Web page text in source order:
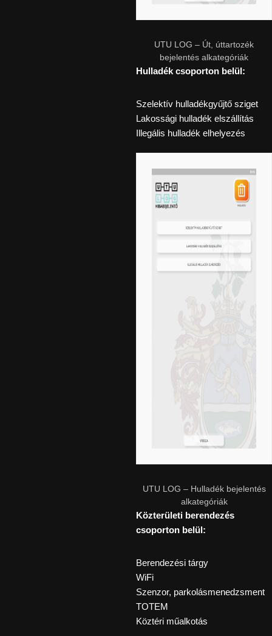
UTU LOG – Út, úttartozék
bejelentés alkategóriák
Hulladék csoporton belül:
Szelektív hulladékgyűjtő sziget
Lakossági hulladék elszállítás
Illegális hulladék elhelyezés
UTU LOG – Hulladék bejelentés
alkategóriák
Közterületi berendezés
csoporton belül:
Berendezési tárgy
WiFi
Szenzor, parkolásmenedzsment
TOTEM
Köztéri műalkotás